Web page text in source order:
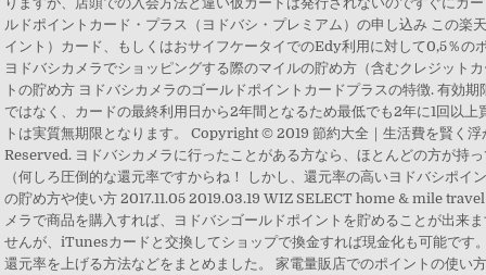
ルドポイントカード・プラス（ヨドバシ・プレミアム）の申し込み この楽
イント）カード、もしくはおサイフケータイでのEdy利用に対して0,5％の
ヨドバシカメラでショッピングする際のマイルの貯め方（含むクレジット
トの貯め方 ヨドバシカメラのゴールドポイントカードプラスの特徴. 有効
ではなく、カードの最終利用日から2年間となるため最低でも2年に1回以
トは実質無期限となります。 Copyright © 2019 節約大全｜生活費を賢く
Reserved. ヨドバシカメラに行ったことがある方なら、ほとんどの方が持
（何しろ圧倒的な還元率ですからね！ しかし、還元率の高いヨドバシポイ
の貯め方や使い方 2017.11.05 2019.03.19 WIZ SELECT home & mile
メラで商品を購入すれば、ヨドバシゴールドポイントを貯めることが出来
せんが、iTunesカードと交換してショップで換金すれば現金化も可能です
還元率を上げる方法などをまとめました。 家電量販店でのポイントの使い